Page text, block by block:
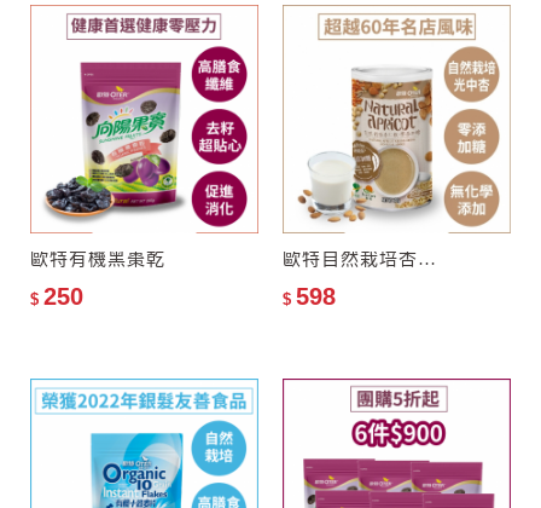
榮獲2022年銀髮友善食品獎
十種穀物麥片，包含麥
片、穀類和豆類
麥片完全蒸熟，可直接沖
泡食用
★豐富膳食纖維及全穀營養
素
★無添加、無農藥殘留
製品，不適合其過敏體質者食
用。
2.本產品生產製程廠房，其設
備或生產管線有處理堅果種子
三部分完整全穀麥粒直接壓製
100%有機成分、100%無
化學添加、100％全穀成分
高膳食纖維、高飽足感
歐特有機黑棗乾
$ 250
歐特自然栽培杏仁飲–零添加糖
$ 598